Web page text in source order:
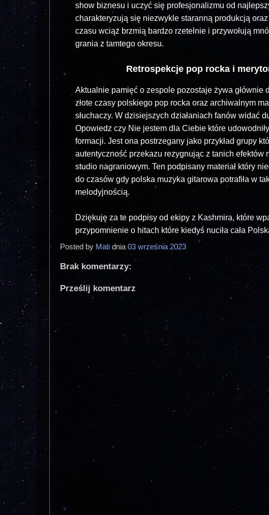
show biznesu i uczyć się profesjonalizmu od
charakteryzują się niezwykle staranną produkcją
czasu wciąż brzmią bardzo rzetelnie i przywołują
grania z tamtego okresu.
Retrospekcje pop rocka i
Aktualnie pamięć o zespole pozostaje żywa
złote czasy polskiego pop rocka oraz archiwalnym
słuchaczy. W dzisiejszych działaniach fanów widać
Opowiedz czy Nie jestem dla Ciebie które
formacji. Jest ona postrzegany jako przykład grupy
autentyczność przekazu rezygnując z tanich
studio nagraniowym. Ten podpisany materiał który
do czasów gdy polska muzyka gitarowa potrafiła w
melodyjnością.
Dziękuję za te podpisy od ekipy z Kashmira, które
przypomnienie o hitach które kiedyś nuciła cała
Posted by Mati dnia 03 września 2023
Brak komentarzy:
Prześlij komentarz